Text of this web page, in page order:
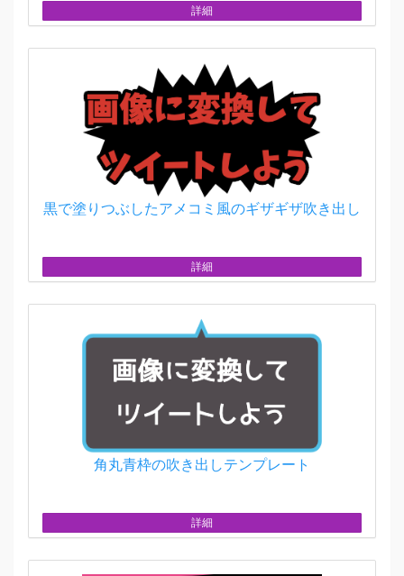
詳細
黒で塗りつぶしたアメコミ風のギザギザ吹き出し
詳細
角丸青枠の吹き出しテンプレート
詳細